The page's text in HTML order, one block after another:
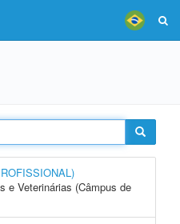
e Veterinárias (Câmpus de